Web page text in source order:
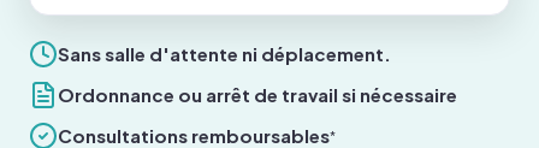
Sans salle d'attente ni déplacement.
Ordonnance ou arrêt de travail si nécessaire
Consultations remboursables*